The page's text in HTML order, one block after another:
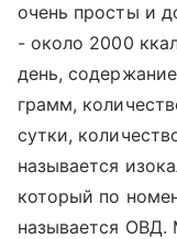
очень просты и
- около 2000
день,
грамм,
сутки,
называется
который по
называется ОВД.